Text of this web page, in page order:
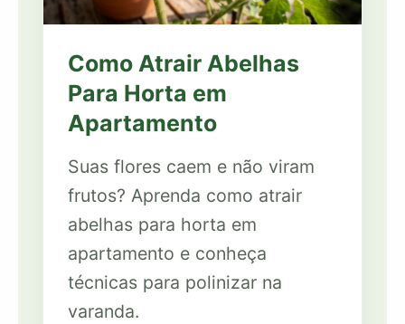
Como Atrair Abelhas
Para Horta em
Apartamento
Suas flores caem e não viram
frutos? Aprenda como atrair
abelhas para horta em
apartamento e conheça
técnicas para polinizar na
varanda.